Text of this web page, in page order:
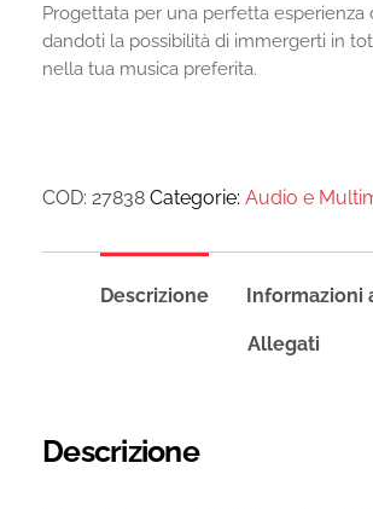
Progettata per una perfetta esperienza
dandoti la possibilità di immergerti in
nella tua musica preferita.
COD: 27838 Categorie: Audio e
Descrizione Informazioni
Allegati
Descrizione